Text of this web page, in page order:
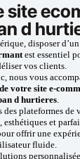
site
d
disposer d’un
est essentiel
vos clients.
nous vous
votre site e-
d hurtieres.
des plateformes de
et
offrir une
fluide.